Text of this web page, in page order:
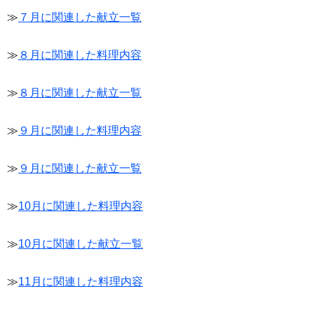
≫ ７月に関連した献立一覧
≫ ８月に関連した料理内容
≫ ８月に関連した献立一覧
≫ ９月に関連した料理内容
≫ ９月に関連した献立一覧
≫10月に関連した料理内容
≫10月に関連した献立一覧
≫11月に関連した料理内容